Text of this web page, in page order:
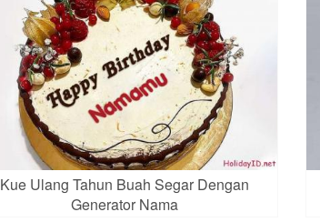
Kue Ulang Tahun Buah Segar Dengan
Generator Nama